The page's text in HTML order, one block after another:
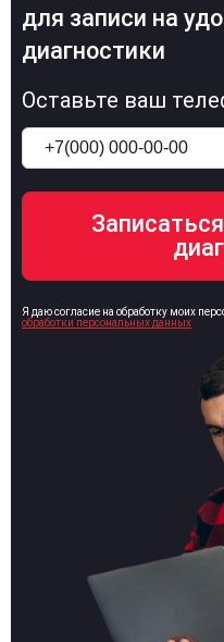
для записи на
диагностики
Оставьте ваш
Я даю согласие на обработку моих
обработки персональных данных